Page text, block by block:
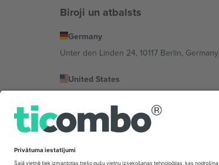
Biroji un atbalsts
Germany
Unter den Linden 24, 10117 Berlin, Germany
United States
Bulgaria